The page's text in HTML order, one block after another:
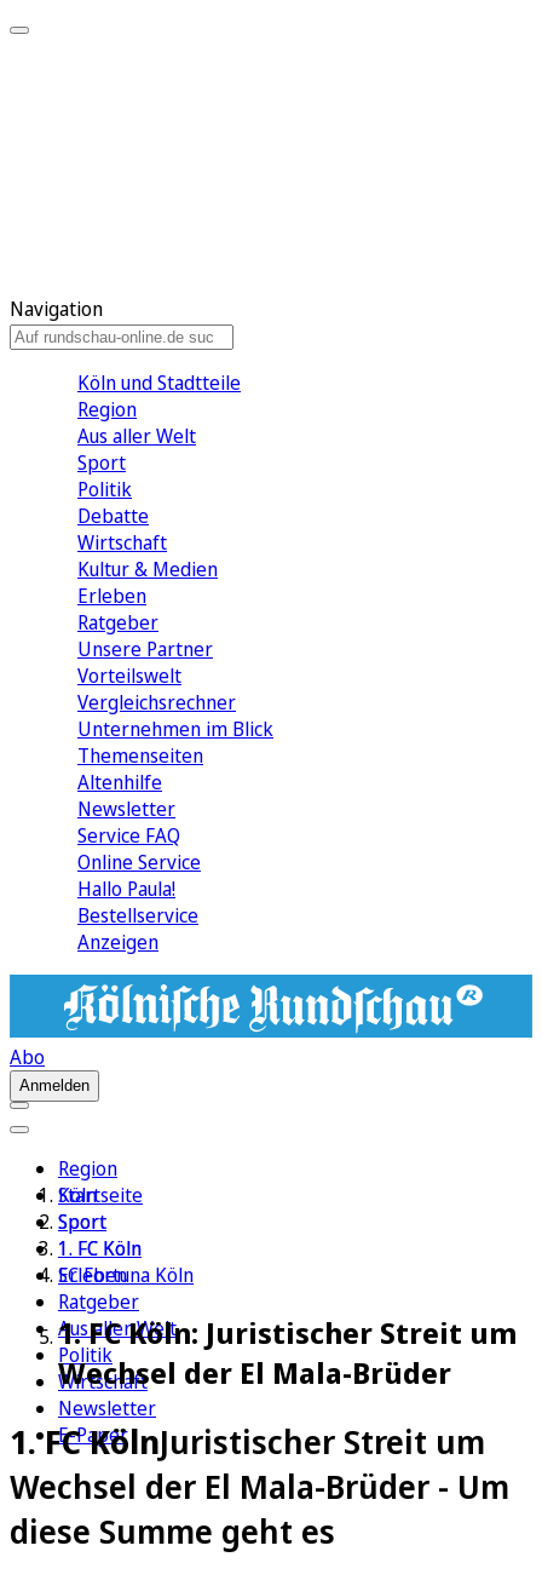
Navigation
Köln und Stadtteile
Region
Aus aller Welt
Sport
Politik
Debatte
Wirtschaft
Kultur & Medien
Erleben
Ratgeber
Unsere Partner
Vorteilswelt
Vergleichsrechner
Unternehmen im Blick
Themenseiten
Altenhilfe
Newsletter
Service FAQ
Online Service
Hallo Paula!
Bestellservice
Anzeigen
Abo
Anmelden
Region
Köln
Sport
1. FC Köln
Erleben
Ratgeber
Aus aller Welt
Politik
Wirtschaft
Newsletter
E-Paper
Startseite
Sport
1. FC Köln
SC Fortuna Köln
1. FC Köln: Juristischer Streit um
Wechsel der El Mala-Brüder
1. FC KölnJuristischer Streit um
Wechsel der El Mala-Brüder - Um
diese Summe geht es